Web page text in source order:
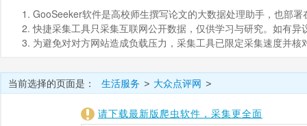
1. GooSeeker软件是高校师生撰写论文的大数据处理助手，也部
2. 快捷采集工具只采集互联网公开数据，仅供学习与研究。如有
3. 为避免对对方网站造成负载压力，采集工具已限定采集速度并
当前选择的页面是： 生活服务 > 大众点评网 >
请下载最新版爬虫软件，采集更全面